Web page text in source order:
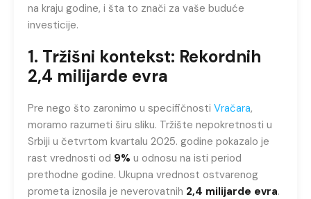
na kraju godine, i šta to znači za vaše buduće
investicije.
1. Tržišni kontekst: Rekordnih
2,4 milijarde evra
Pre nego što zaronimo u specifičnosti Vračara,
moramo razumeti širu sliku. Tržište nepokretnosti u
Srbiji u četvrtom kvartalu 2025. godine pokazalo je
rast vrednosti od 9% u odnosu na isti period
prethodne godine. Ukupna vrednost ostvarenog
prometa iznosila je neverovatnih 2,4 milijarde evra.